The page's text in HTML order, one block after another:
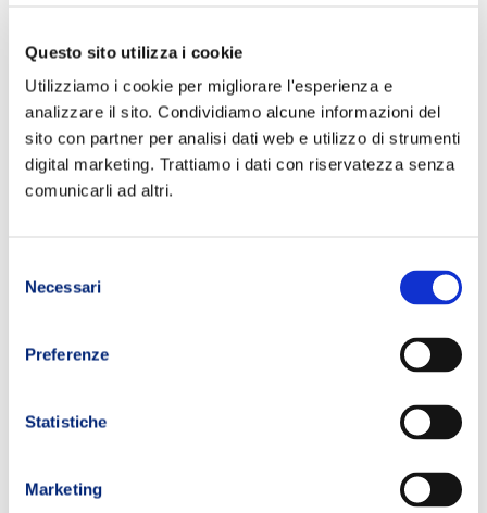
Questo sito utilizza i cookie
Utilizziamo i cookie per migliorare l'esperienza e
analizzare il sito. Condividiamo alcune informazioni del
sito con partner per analisi dati web e utilizzo di strumenti
digital marketing. Trattiamo i dati con riservatezza senza
comunicarli ad altri.
delNecessari
Preferenze
Statistiche
Marketing